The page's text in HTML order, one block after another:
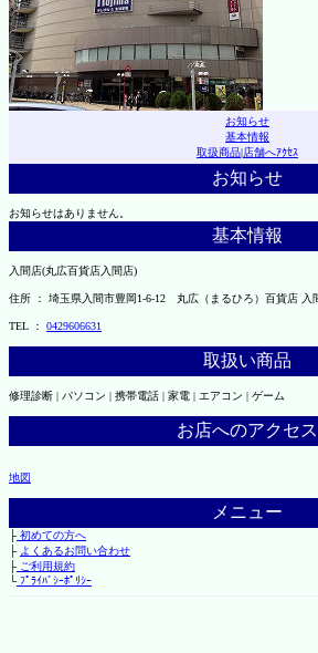
お知らせ
基本情報
取扱商品|店舗へｱｸｾｽ
お知らせ
お知らせはありません。
基本情報
入間店(丸広百貨店入間店)
住所 ： 埼玉県入間市豊岡1-6-12 丸広（まるひろ）百貨店 入
TEL ： 0429606631
取扱い商品
修理診断 | パソコン | 携帯電話 | 家電 | エアコン | ゲーム
お店へのアクセス
地図
メニュー
├初めての方へ
├ よくあるお問い合わせ
├ご利用規約
└ﾌﾟﾗｲﾊﾞｼｰﾎﾟﾘｼｰ